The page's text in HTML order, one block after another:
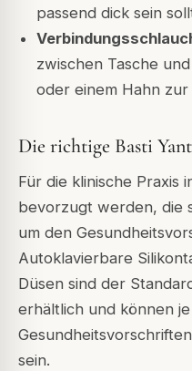
passend dick sein
zwischen Tasche
oder einem Hahn
Die richtige Basti
Für die klinische Praxis
bevorzugt werden, die
um den
Autoklavierbare
Düsen sind der
erhältlich und können
sein.